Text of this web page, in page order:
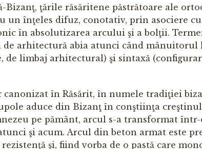
ţările răsăritene păstrătoare ale
un înţeles difuz, conotativ, prin asociere cu
în absolutizarea arcului şi a bolţii.
arhitectură abia atunci când
limbaj arhitectural) şi sintaxă
în Răsărit, în numele tradiţiei
aduce din Bizanţ în conştiinţa
pe pământ, arcul s-a transformat într-
şi acum. Arcul din beton armat este
şi, fiind vorba de o pastă care